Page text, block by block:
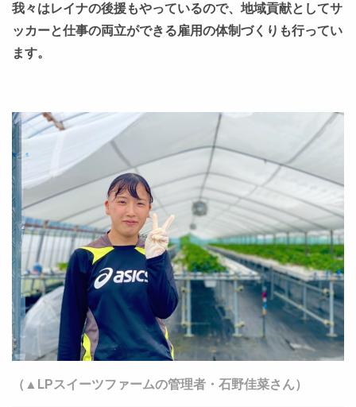
我々はレイナの後援もやっているので、地域貢献としてサ
ッカーと仕事の両立ができる雇用の体制づくりも行ってい
ます。
（▲LPスイーツファームの管理者・石野佳菜さん）